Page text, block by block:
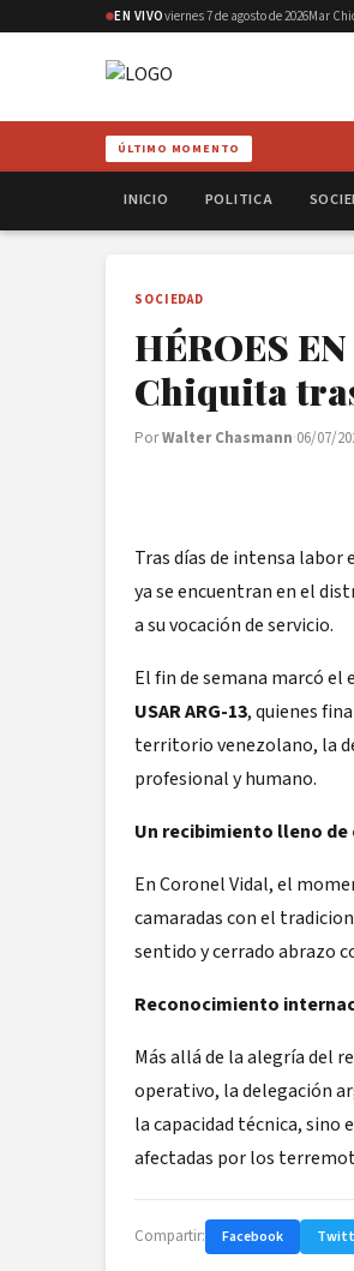
EN VIVOviernes 7 de agosto de 2026Mar
ÚLTIMO MOMENTO
INICIO POLITICA
SOCIEDAD
HÉROES
Chiquita
PorWalter Chasmann·06/07/
Tras días de intensa labor
ya se encuentran en el
a su vocación de servicio.
El fin de semana marcó
USAR ARG-13, quienes
territorio venezolano, la
profesional y humano.
Un recibimiento lleno de
En Coronel Vidal, el
camaradas con el
sentido y cerrado abrazo
Reconocimiento
Más allá de la alegría del
operativo, la delegación
la capacidad técnica, sino
afectadas por los
Compartir: Facebook